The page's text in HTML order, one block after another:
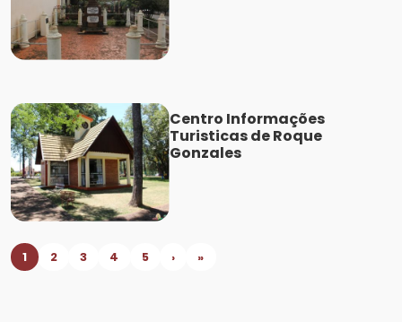
Centro Informações
Turisticas de Roque
Gonzales
1 2 3 4 5 › »